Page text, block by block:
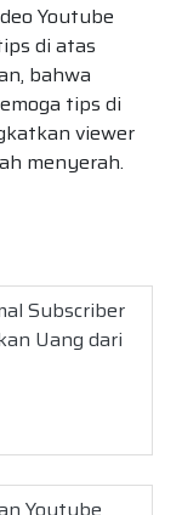
Youtube
di atas
bahwa
tips di
viewer
menyerah.
Subscriber
Uang dari